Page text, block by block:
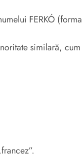
FERKÓ (forma
similară, cum